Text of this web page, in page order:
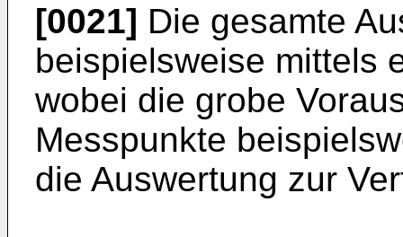
[0021] Die gesamte
beispielsweise mittels
wobei die grobe
Messpunkte
die Auswertung zur